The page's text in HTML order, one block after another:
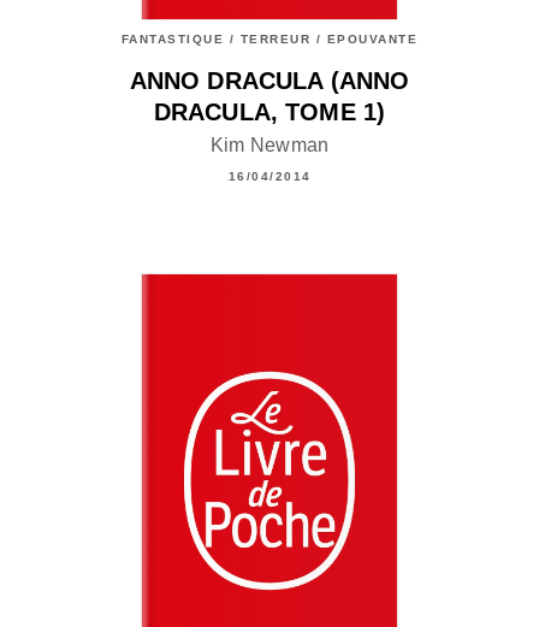
FANTASTIQUE / TERREUR / EPOUVANTE
ANNO DRACULA (ANNO
DRACULA, TOME 1)
Kim Newman
16/04/2014